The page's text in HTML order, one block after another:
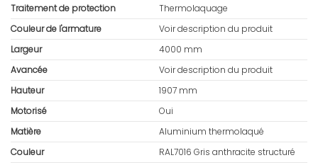
Traitement de protection
Thermolaquage
Couleur de l'armature
Voir description du produit
Largeur
4000 mm
Avancée
Voir description du produit
Hauteur
1907 mm
Motorisé
Oui
Matière
Aluminium thermolaqué
Couleur
RAL7016 Gris anthracite structuré